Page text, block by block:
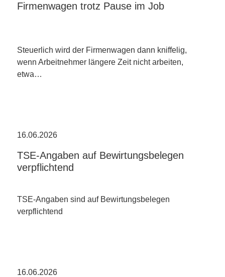
Firmenwagen trotz Pause im Job
Steuerlich wird der Firmenwagen dann kniffelig,
wenn Arbeitnehmer längere Zeit nicht arbeiten,
etwa…
16.06.2026
TSE-Angaben auf Bewirtungsbelegen
verpflichtend
TSE-Angaben sind auf Bewirtungsbelegen
verpflichtend
16.06.2026